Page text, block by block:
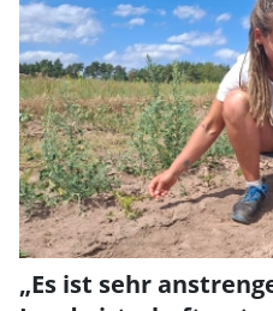
„Es ist sehr